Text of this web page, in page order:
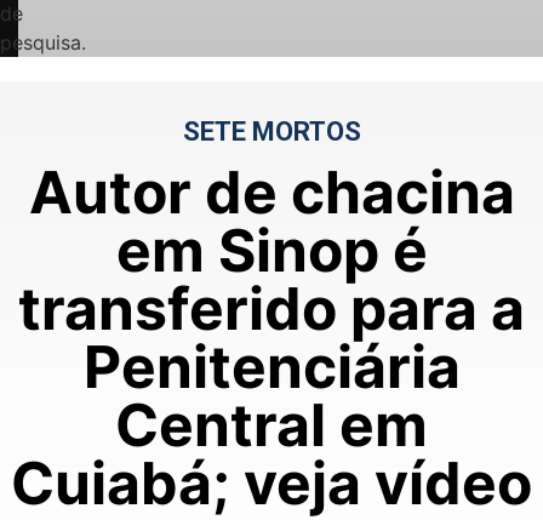
de
pesquisa.
SETE MORTOS
Autor de chacina
em Sinop é
transferido para a
Penitenciária
Central em
Cuiabá; veja vídeo